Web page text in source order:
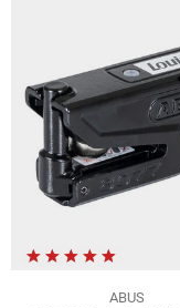
ABUS